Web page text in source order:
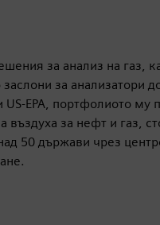
за анализ на газ,
за анализатори
EPA, портфолиото му
въздуха за нефт и газ,
50 държави чрез